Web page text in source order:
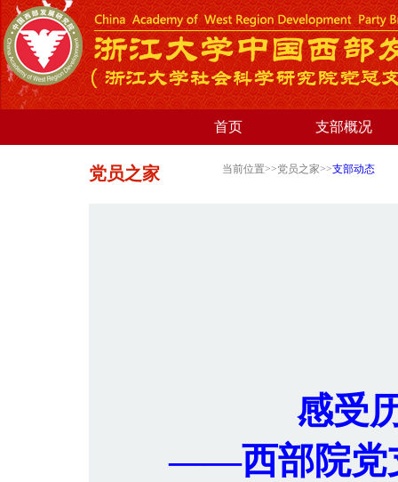
首页 支部概况
党员之家 当前位置>>党员之家>>支部动态
感受
——西部院党